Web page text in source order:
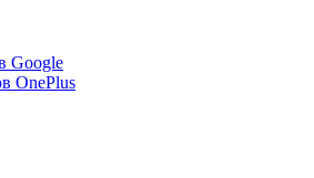
Google
OnePlus